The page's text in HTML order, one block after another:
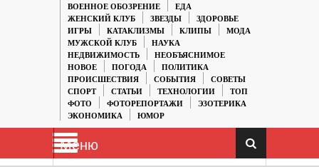
ВОЕННОЕ ОБОЗРЕНИЕ
ЕДА
ЖЕНСКИЙ КЛУБ
ЗВЕЗДЫ
ЗДОРОВЬЕ
ИГРЫ
КАТАКЛИЗМЫ КЛИПЫ
МОДА
МУЖСКОЙ КЛУБ
НАУКА
НЕДВИЖИМОСТЬ
НЕОБЪЯСНИМОЕ
НОВОЕ
ПОГОДА
ПОЛИТИКА
ПРОИСШЕСТВИЯ
СОБЫТИЯ
СОВЕТЫ
СПОРТ
СТАТЬИ ТЕХНОЛОГИИ
ТОП
ФОТО
ФОТОРЕПОРТАЖИ
ЭЗОТЕРИКА
ЭКОНОМИКА
ЮМОР
Меню